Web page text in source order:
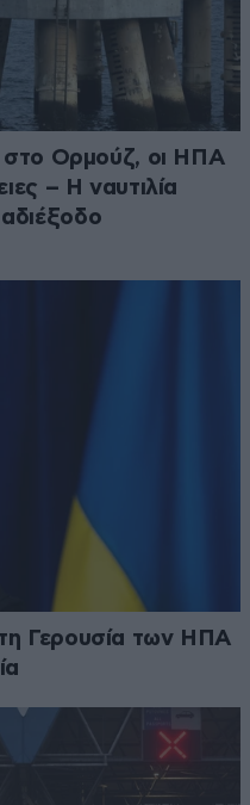
στο Ορμούζ, οι ΗΠΑ
– Η ναυτιλία
Γερουσία των ΗΠΑ